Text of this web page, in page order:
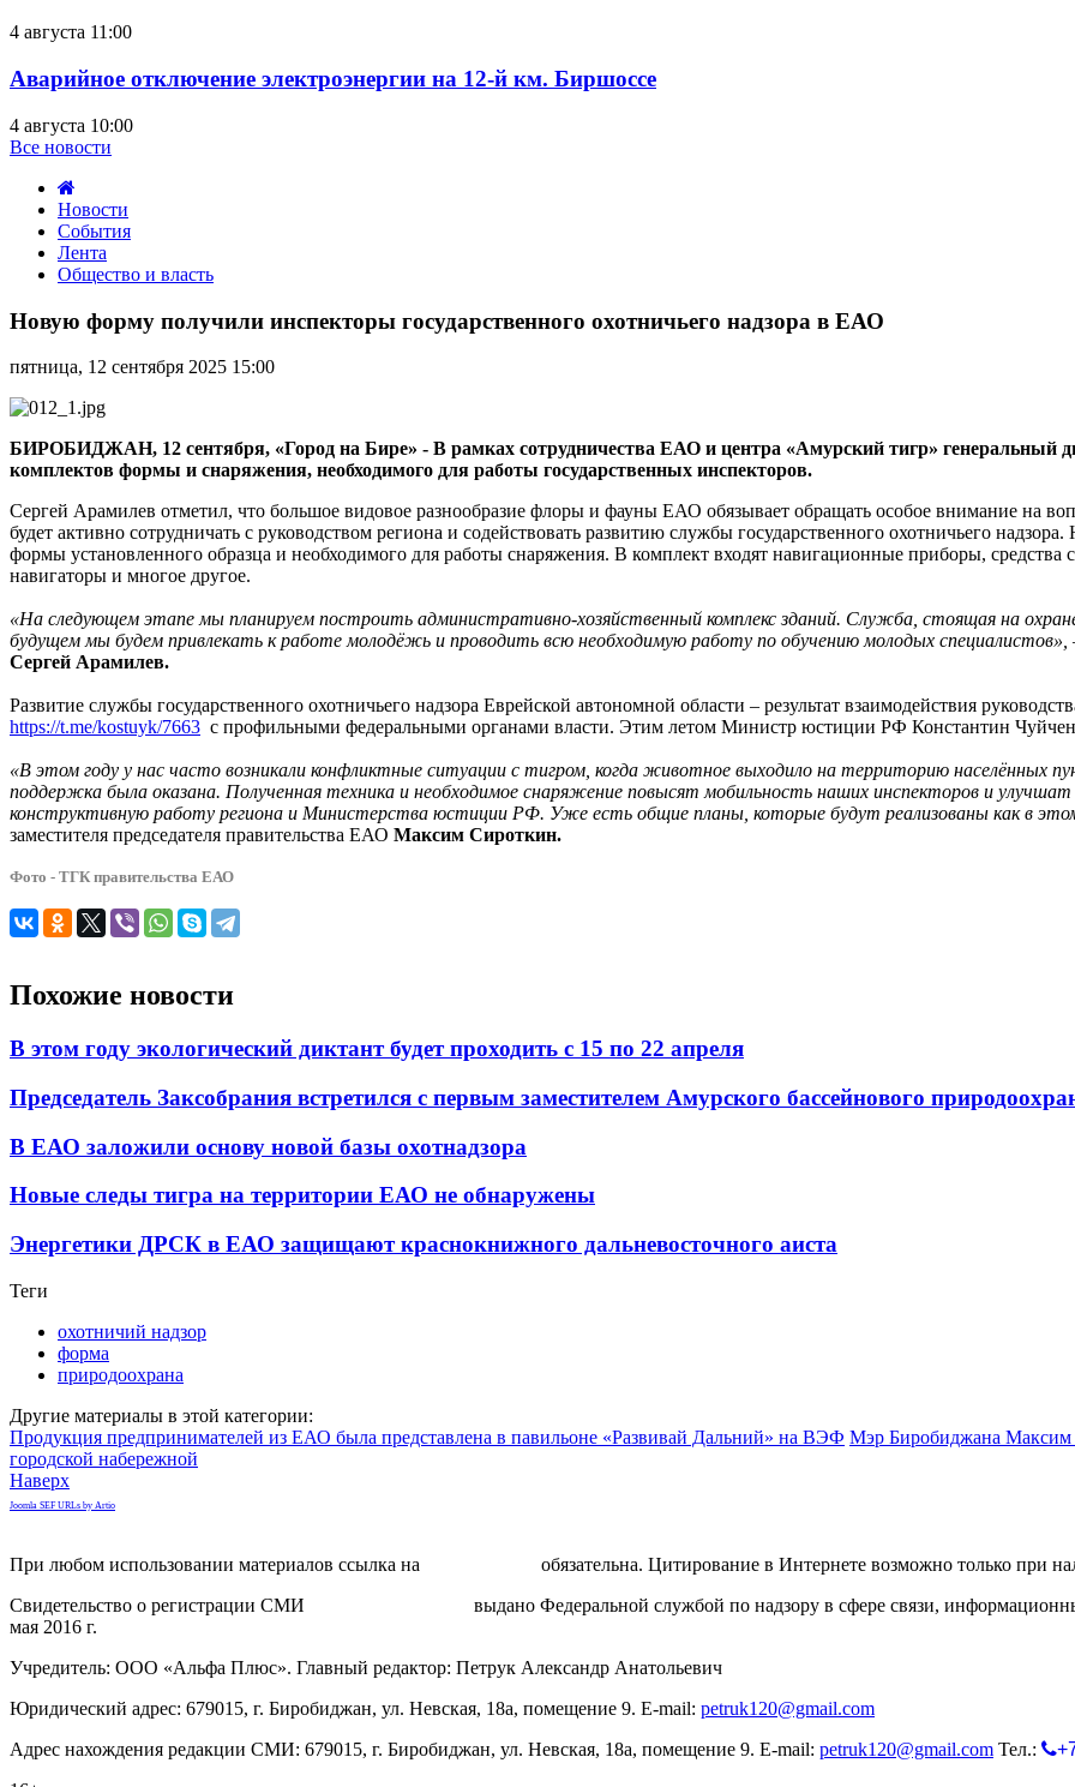
4 августа 11:00
Аварийное отключение электроэнергии на 12-й км. Биршоссе
4 августа 10:00
Все новости
Новости
События
Лента
Общество и власть
форму
получили
инспекторы
государственного
охотничьего
надзора
в
ЕАО
Новую форму получили инспекторы государственного охотничьего надзора в ЕАО
пятница, 12 сентября 2025 15:00
БИРОБИДЖАН, 12 сентября, «Город на Бире» - В рамках сотрудничества ЕАО и центра «Амурский тигр» генеральный
комплектов формы и снаряжения, необходимого для работы государственных инспекторов.
Сергей Арамилев отметил, что большое видовое разнообразие флоры и фауны ЕАО обязывает обращать особое внимание на
будет активно сотрудничать с руководством региона и содействовать развитию службы государственного охотничьего
формы установленного образца и необходимого для работы снаряжения. В комплект входят навигационные приборы,
навигаторы и многое другое.
«На следующем этапе мы планируем построить административно-хозяйственный комплекс зданий. Служба, стоящая на
будущем мы будем привлекать к работе молодёжь и проводить всю необходимую работу по обучению молодых специалистов»,
Сергей Арамилев.
Развитие службы государственного охотничьего надзора Еврейской автономной области – результат взаимодействия
https://t.me/kostuyk/7663 с профильными федеральными органами власти. Этим летом Министр юстиции РФ Константин
«В этом году у нас часто возникали конфликтные ситуации с тигром, когда животное выходило на территорию населённых
поддержка была оказана. Полученная техника и необходимое снаряжение повысят мобильность наших инспекторов и
конструктивную работу региона и Министерства юстиции РФ. Уже есть общие планы, которые будут реализованы как в
заместителя председателя правительства ЕАО Максим Сироткин.
Фото - ТГК правительства ЕАО
Похожие новости
В этом году экологический диктант будет проходить с 15 по 22 апреля
Председатель Заксобрания встретился с первым заместителем Амурского бассейнового
В ЕАО заложили основу новой базы охотнадзора
Новые следы тигра на территории ЕАО не обнаружены
Энергетики ДРСК в ЕАО защищают краснокнижного дальневосточного аиста
Теги
охотничий надзор
форма
природоохрана
Другие материалы в этой категории:
Продукция предпринимателей из ЕАО была представлена в павильоне «Развивай Дальний» на ВЭФ Мэр Биробиджана Максим
городской набережной
Наверх
Joomla SEF URLs by Artio
При любом использовании материалов ссылка на
обязательна. Цитирование в Интернете возможно только при
Свидетельство о регистрации СМИ
выдано Федеральной службой по надзору в сфере связи,
мая 2016 г.
Учредитель: ООО «Альфа Плюс». Главный редактор: Петрук Александр Анатольевич
Юридический адрес: 679015, г. Биробиджан, ул. Невская, 18а, помещение 9. E-mail: petruk120@gmail.com
Адрес нахождения редакции СМИ: 679015, г. Биробиджан, ул. Невская, 18а, помещение 9. E-mail: petruk120@gmail.com Тел.: